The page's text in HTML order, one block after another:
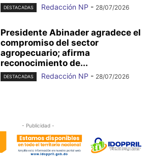
DESTACADAS Redacción NP - 28/07/2026
Presidente Abinader agradece el
compromiso del sector
agropecuario; afirma
reconocimiento de...
DESTACADAS Redacción NP - 28/07/2026
- Publicidad -